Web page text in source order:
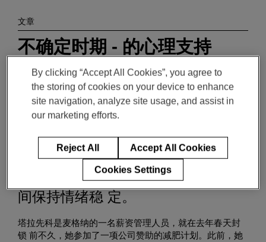
文章
不确定时期 - 的心理支持
麦格纳人
十月 08, 20212-min read
麦格纳的健康计划和医疗福利— 以
及一些粉色染发剂 —帮助 了萨拉·塔
拉先科（Sara Tarasenko）在疫情期
间保持情绪稳 定。
塔拉先科是麦格纳的一名薪资管理人员，就在去年春天封
锁 前不久，她参加了一项公司赞助的减肥计划。此前，她
By clicking “Accept All Cookies”, you agree to
the storing of cookies on your device to enhance
site navigation, analyze site usage, and assist in
our marketing efforts.
Reject All Accept All Cookies
Cookies Settings